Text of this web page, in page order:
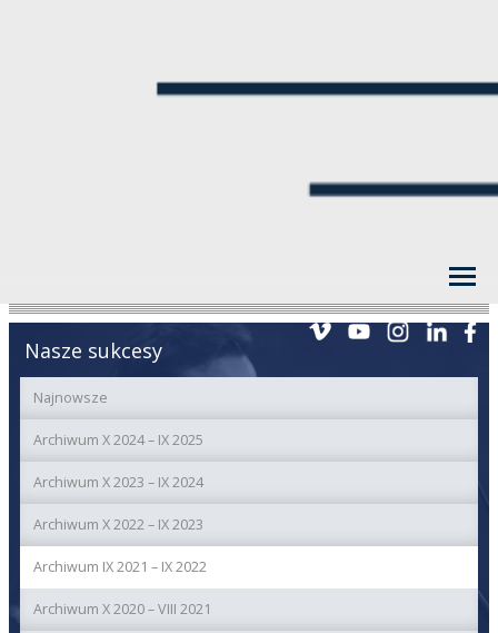
Nasze sukcesy
Najnowsze
Archiwum X 2024 – IX 2025
Archiwum X 2023 – IX 2024
Archiwum X 2022 – IX 2023
Archiwum IX 2021 – IX 2022
Archiwum X 2020 – VIII 2021